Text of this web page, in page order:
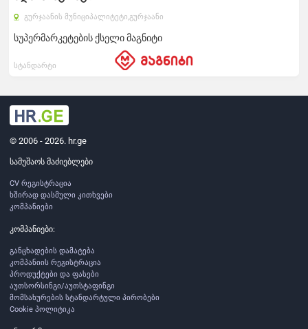
გურჯაანის მუნიციპალიტეტი,გურჯაანი
სუპერმარკეტების ქსელი მაგნიტი
სტანდარტი
© 2006 - 2026. hr.ge
სამუშაოს მაძიებლები
CV რეგისტრაცია
ხშირად დასმული კითხვები
კომპანიები
კომპანიები:
განცხადების დამატება
კომპანიის რეგისტრაცია
პროდუქტები და ფასები
აუთსორსინგი/აუთსტაფინგი
მომსახურების სტანდარტული პირობები
Cookie პოლიტიკა